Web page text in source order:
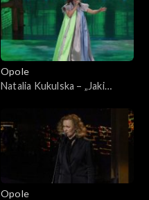
Wojciecha Trzcińskiego”
Opole
Natalia Kukulska – „Jaki
KFPP: „Małe tęsknoty –
koncert pamięci Wojciecha
Trzcińskiego”
Opole